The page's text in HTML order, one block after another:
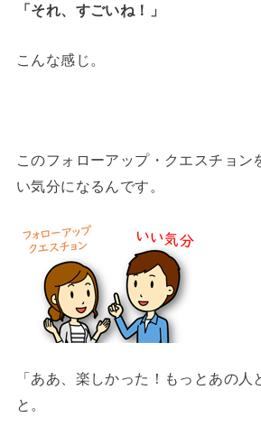
「それ、すごいね！」
こんな感じ。
このフォローアップ・クエスチョン
い気分になるんです。
「ああ、楽しかった！もっとあの人
と。